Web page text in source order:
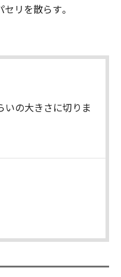
リを散らす。
いの大きさに切りま